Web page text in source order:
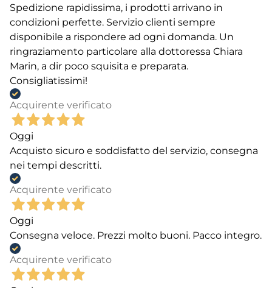
Spedizione rapidissima, i prodotti arrivano in
condizioni perfette. Servizio clienti sempre
disponibile a rispondere ad ogni domanda. Un
ringraziamento particolare alla dottoressa Chiara
Marin, a dir poco squisita e preparata.
Consigliatissimi!
Acquirente verificato
Oggi
Acquisto sicuro e soddisfatto del servizio, consegna
nei tempi descritti.
Acquirente verificato
Oggi
Consegna veloce. Prezzi molto buoni. Pacco integro.
Acquirente verificato